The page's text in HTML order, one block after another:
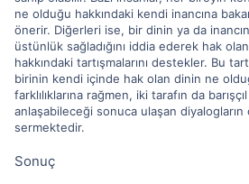
ne olduğu hakkındaki kendi inancına
önerir. Diğerleri ise, bir dinin ya da
üstünlük sağladığını iddia ederek hak
hakkındaki tartışmalarını destekler. Bu
birinin kendi içinde hak olan dinin ne
farklılıklarına rağmen, iki tarafın da
anlaşabileceği sonuca ulaşan
sermektedir.
Sonuç